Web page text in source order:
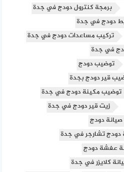
برمجة كنترول دودج في جدة
دودج في جدة
تركيب مساعدات دودج في جدة
في جدة
توضيب دودج
قير دودج بجدة
توضيب مكينة دودج في جدة
زيت قير دودج في جدة
صيانة دودج
دودج تشارجر في جدة
عفشة دودج
كلايزر في جدة